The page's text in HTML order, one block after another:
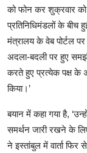
को फोन कर शुक्रवार
प्रतिनिधिमंडलों के बीच
मंत्रालय के वेब पोर्टल पर
अदला-बदली पर हुए
करते हुए प्रत्येक पक्ष के
किया।’
बयान में कहा गया है,
समर्थन जारी रखने के
ने इस्तांबुल में वार्ता फिर